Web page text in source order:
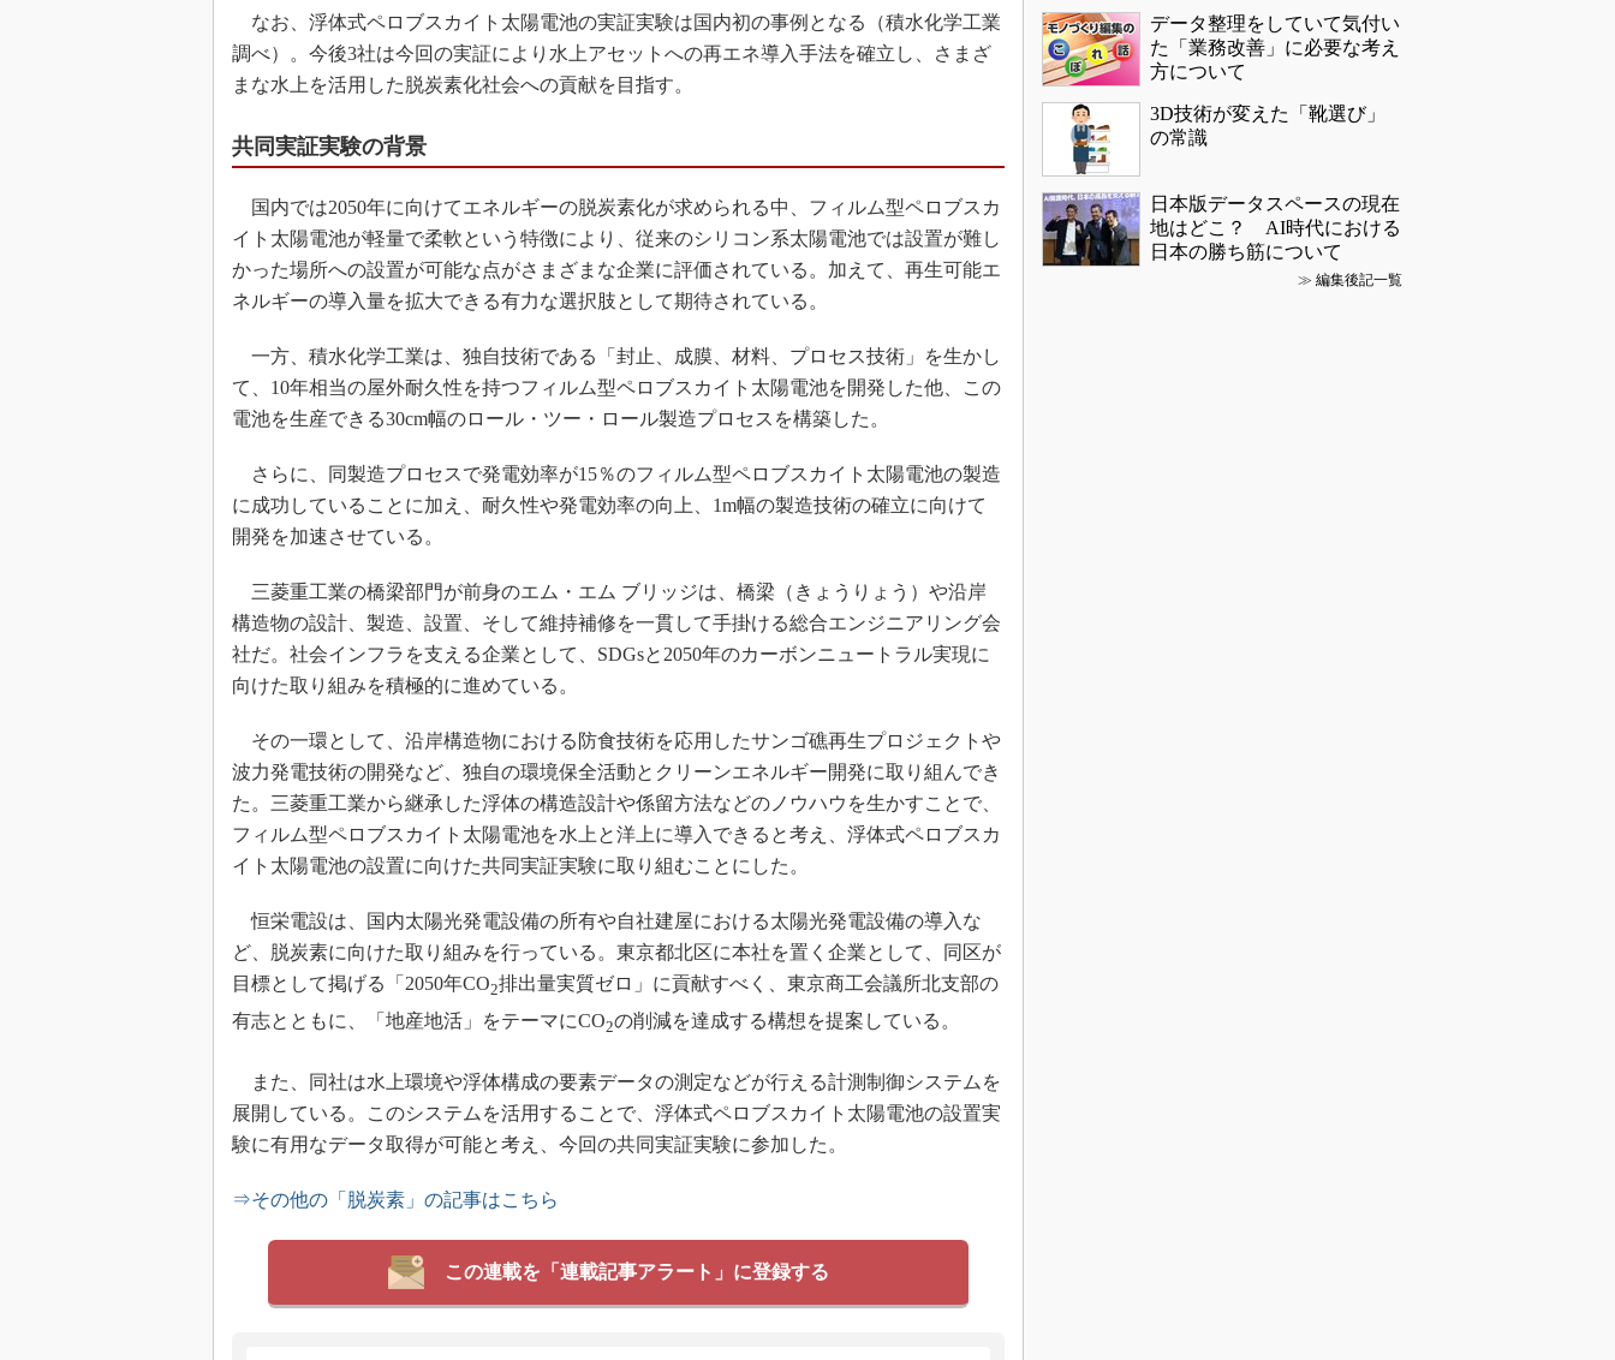
なお、浮体式ペロブスカイト太陽電池の実証実験は国内初の事例となる（積水化学工業
調べ）。今後3社は今回の実証により水上アセットへの再エネ導入手法を確立し、さまざ
まな水上を活用した脱炭素化社会への貢献を目指す。
共同実証実験の背景
国内では2050年に向けてエネルギーの脱炭素化が求められる中、フィルム型ペロブスカ
イト太陽電池が軽量で柔軟という特徴により、従来のシリコン系太陽電池では設置が難し
かった場所への設置が可能な点がさまざまな企業に評価されている。加えて、再生可能エ
ネルギーの導入量を拡大できる有力な選択肢として期待されている。
一方、積水化学工業は、独自技術である「封止、成膜、材料、プロセス技術」を生かし
て、10年相当の屋外耐久性を持つフィルム型ペロブスカイト太陽電池を開発した他、この
電池を生産できる30cm幅のロール・ツー・ロール製造プロセスを構築した。
さらに、同製造プロセスで発電効率が15％のフィルム型ペロブスカイト太陽電池の製造
に成功していることに加え、耐久性や発電効率の向上、1m幅の製造技術の確立に向けて
開発を加速させている。
三菱重工業の橋梁部門が前身のエム・エム ブリッジは、橋梁（きょうりょう）や沿岸
構造物の設計、製造、設置、そして維持補修を一貫して手掛ける総合エンジニアリング会
社だ。社会インフラを支える企業として、SDGsと2050年のカーボンニュートラル実現に
向けた取り組みを積極的に進めている。
その一環として、沿岸構造物における防食技術を応用したサンゴ礁再生プロジェクトや
波力発電技術の開発など、独自の環境保全活動とクリーンエネルギー開発に取り組んでき
た。三菱重工業から継承した浮体の構造設計や係留方法などのノウハウを生かすことで、
フィルム型ペロブスカイト太陽電池を水上と洋上に導入できると考え、浮体式ペロブスカ
イト太陽電池の設置に向けた共同実証実験に取り組むことにした。
恒栄電設は、国内太陽光発電設備の所有や自社建屋における太陽光発電設備の導入な
ど、脱炭素に向けた取り組みを行っている。東京都北区に本社を置く企業として、同区が
目標として掲げる「2050年CO2排出量実質ゼロ」に貢献すべく、東京商工会議所北支部の
有志とともに、「地産地活」をテーマにCO2の削減を達成する構想を提案している。
また、同社は水上環境や浮体構成の要素データの測定などが行える計測制御システムを
展開している。このシステムを活用することで、浮体式ペロブスカイト太陽電池の設置実
験に有用なデータ取得が可能と考え、今回の共同実証実験に参加した。
⇒その他の「脱炭素」の記事はこちら
この連載を「連載記事アラート」に登録する
データ整理をしていて気付い
た「業務改善」に必要な考え
方について
3D技術が変えた「靴選び」
の常識
日本版データスペースの現在
地はどこ？ AI時代における
日本の勝ち筋について
≫ 編集後記一覧